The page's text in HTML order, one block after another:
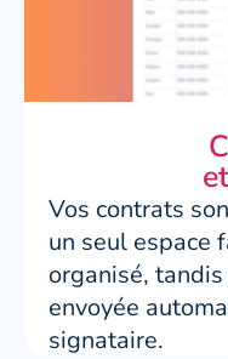
Vos contrats
un seul espace
organisé,
envoyée
signataire.